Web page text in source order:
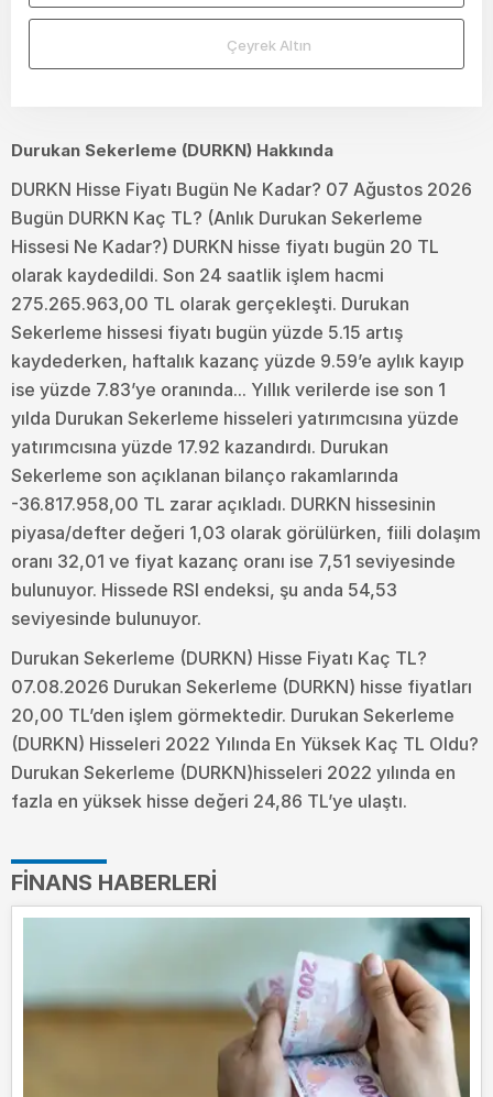
Çeyrek Altın
Durukan Sekerleme (DURKN) Hakkında
DURKN Hisse Fiyatı Bugün Ne Kadar? 07 Ağustos 2026
Bugün DURKN Kaç TL? (Anlık Durukan Sekerleme
Hissesi Ne Kadar?) DURKN hisse fiyatı bugün 20 TL
olarak kaydedildi. Son 24 saatlik işlem hacmi
275.265.963,00 TL olarak gerçekleşti. Durukan
Sekerleme hissesi fiyatı bugün yüzde 5.15 artış
kaydederken, haftalık kazanç yüzde 9.59’e aylık kayıp
ise yüzde 7.83’ye oranında... Yıllık verilerde ise son 1
yılda Durukan Sekerleme hisseleri yatırımcısına yüzde
yatırımcısına yüzde 17.92 kazandırdı. Durukan
Sekerleme son açıklanan bilanço rakamlarında
-36.817.958,00 TL zarar açıkladı. DURKN hissesinin
piyasa/defter değeri 1,03 olarak görülürken, fiili dolaşım
oranı 32,01 ve fiyat kazanç oranı ise 7,51 seviyesinde
bulunuyor. Hissede RSI endeksi, şu anda 54,53
seviyesinde bulunuyor.
Durukan Sekerleme (DURKN) Hisse Fiyatı Kaç TL?
07.08.2026 Durukan Sekerleme (DURKN) hisse fiyatları
20,00 TL’den işlem görmektedir. Durukan Sekerleme
(DURKN) Hisseleri 2022 Yılında En Yüksek Kaç TL Oldu?
Durukan Sekerleme (DURKN)hisseleri 2022 yılında en
fazla en yüksek hisse değeri 24,86 TL’ye ulaştı.
FINANS HABERLERI